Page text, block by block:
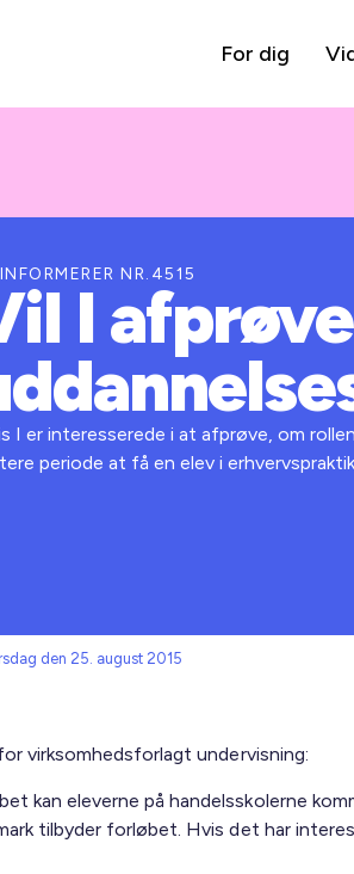
For dig
NR.4515
I
I er interesserede i at afprøve, om
periode at få en elev i
den 25. august 2015
virksomhedsforlagt undervisning:
kan eleverne på handelsskolerne
tilbyder forløbet. Hvis det har